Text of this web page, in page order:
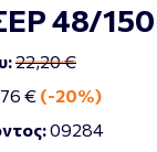
48/
22,20 €
€ (-20%)
09284